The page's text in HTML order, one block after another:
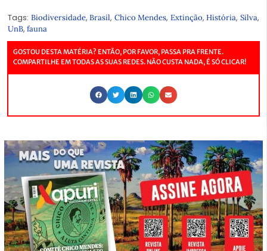
Tags: Biodiversidade,Brasil, Chico Mendes, Extinção,História,Silva,
UnB, fauna
GOSTOU DESTA MATÉRIA? ENTÃO, POR FAVOR, PASSA PRA FRENTE.
COMPARTILHE EM TODAS AS SUAS REDES. NÃO CUSTA NADA, É SÓ CLICAR!